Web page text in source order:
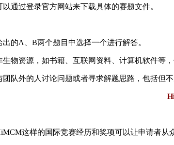
通过登录官方网站来下载具体的赛题文件。
的A、B两个题目中选择一个进行解答。
物资源，如书籍、互联网资料、计算机软件等
团队外的人讨论问题或者寻求解题思路，包括但
这样的国际竞赛经历和奖项可以让申请者